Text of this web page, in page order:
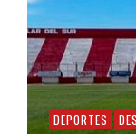
DEPORTES